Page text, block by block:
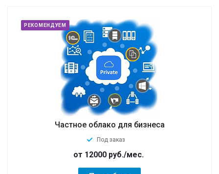
РЕКОМЕНДУЕМ
Частное облако для бизнеса
Под заказ
от 12000 руб./мес.